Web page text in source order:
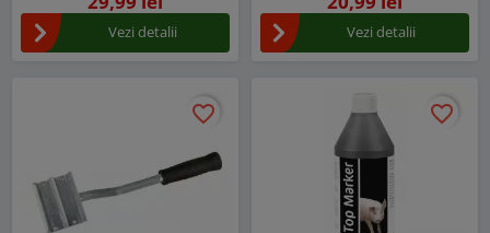
Vezi detalii Vezi detalii
favorite_border
favorite_border favorite_border
favorite_border